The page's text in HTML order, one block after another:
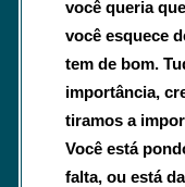
você queria
você esquece
tem de bom.
importância,
tiramos a
Você está
falta, ou está